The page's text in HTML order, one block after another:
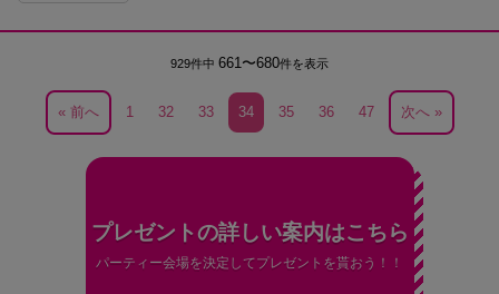
929件中 661〜680件を表示
« 前へ 1 32 33 34 35 36 47 次へ »
プレゼントの詳しい案内はこちら
パーティー会場を決定してプレゼントを貰おう！！